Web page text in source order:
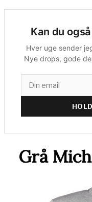
Kan du
Hver uge sender
Nye drops, gode
Grå